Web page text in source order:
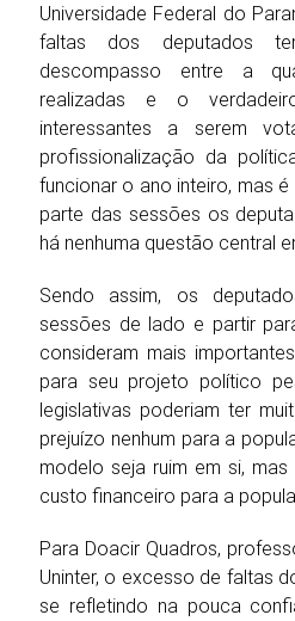
Universidade Federal do
faltas dos deputados
descompasso entre a
realizadas e o
interessantes a serem
profissionalização da
funcionar o ano inteiro, mas
parte das sessões os
há nenhuma questão central
Sendo assim, os
sessões de lado e partir
consideram mais
para seu projeto político
legislativas poderiam ter
prejuízo nenhum para a
modelo seja ruim em si,
custo financeiro para a
Para Doacir Quadros,
Uninter, o excesso de faltas
se refletindo na pouca